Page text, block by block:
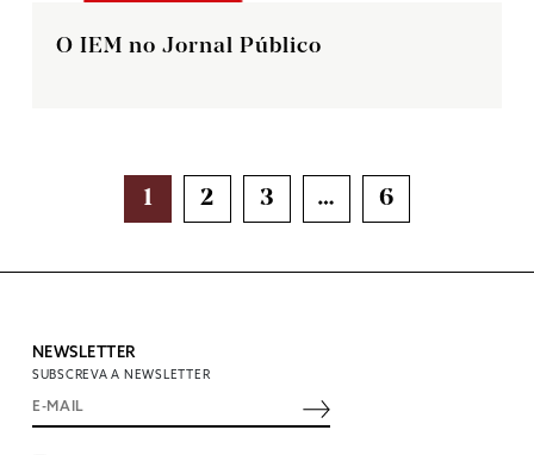
O IEM no Jornal Público
NAVEGAÇÃO
DE
ARTIGOS
1 2 3 … 6
NEWSLETTER
SUBSCREVA A NEWSLETTER